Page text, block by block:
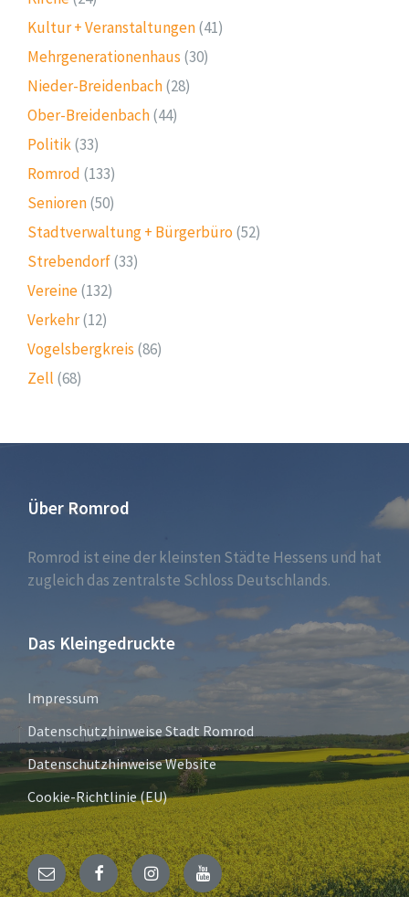
Kultur + Veranstaltungen(41)
Mehrgenerationenhaus (30)
Nieder-Breidenbach(28)
Ober-Breidenbach(44)
Politik(33)
Romrod (133)
Senioren(50)
Stadtverwaltung + Bürgerbüro (52)
Strebendorf(33)
Vereine(132)
Verkehr(12)
Vogelsbergkreis (86)
Zell (68)
Über Romrod
Romrod ist eine der kleinsten Städte Hessens und hat
zugleich das zentralste Schloss Deutschlands.
Das Kleingedruckte
Impressum
Datenschutzhinweise Stadt Romrod
Datenschutzhinweise Website
Cookie-Richtlinie (EU)
E- FacebookInstagramYouTube